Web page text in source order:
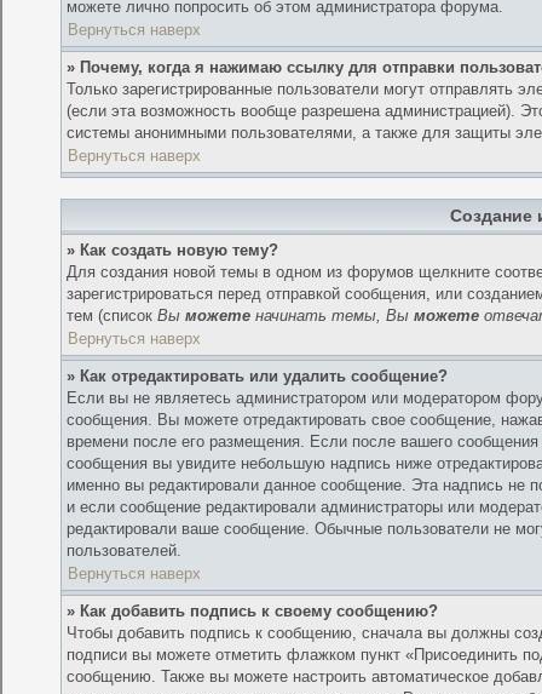
можете лично попросить об этом администратора форума.
Вернуться наверх
» Почему, когда я нажимаю ссылку для отправки
Только зарегистрированные пользователи могут отправлять
(если эта возможность вообще разрешена администрацией).
системы анонимными пользователями, а также для защиты
Вернуться наверх
Создание
» Как создать новую тему?
Для создания новой темы в одном из форумов щелкните
зарегистрироваться перед отправкой сообщения, или
тем (списокВыможете начинать темы, Выможете
Вернуться наверх
» Как отредактировать или удалить сообщение?
Если вы не являетесь администратором или модератором
сообщения. Вы можете отредактировать свое сообщение,
времени после его размещения. Если после вашего
сообщения вы увидите небольшую надпись ниже
именно вы редактировали данное сообщение. Эта надпись не
и если сообщение редактировали администраторы или
редактировали ваше сообщение. Обычные пользователи не
пользователей.
Вернуться наверх
» Как добавить подпись к своему сообщению?
Чтобы добавить подпись к сообщению, сначала вы должны
подписи вы можете отметить флажком пункт «Присоединить
сообщению. Также вы можете настроить автоматическое